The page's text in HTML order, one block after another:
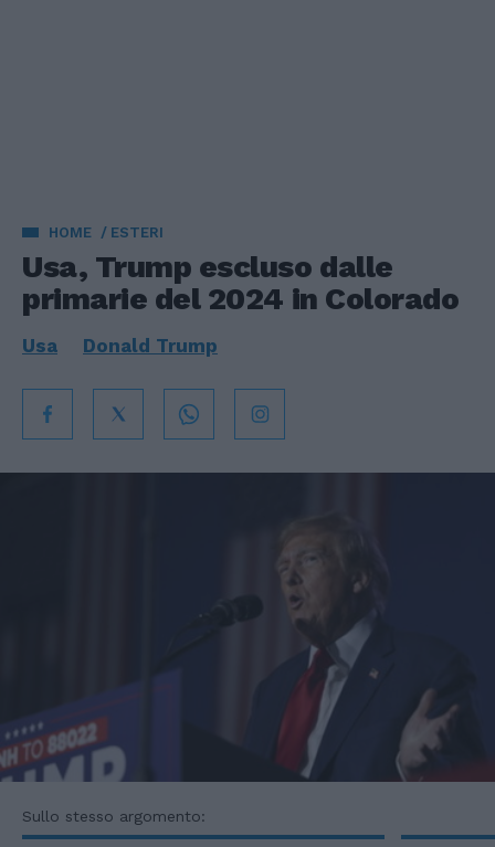
HOME ESTERI
Usa, Trump escluso dalle
primarie del 2024 in Colorado
Usa Donald Trump
Sullo stesso argomento: